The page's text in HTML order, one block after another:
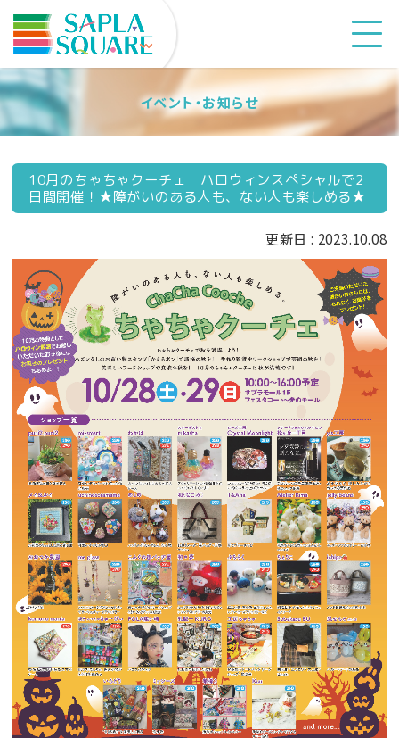
イベント・お知らせ
10月のちゃちゃクーチェ ハロウィンスペシャルで2
日間開催！★障がいのある人も、ない人も楽しめる★
更新日 : 2023.10.08